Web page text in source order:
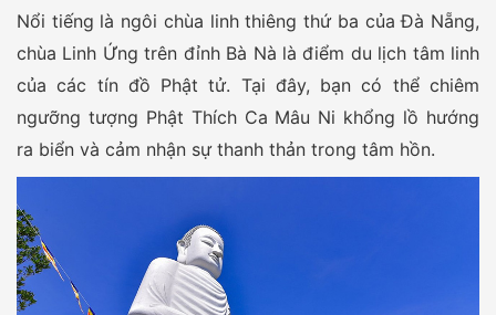
Nổi tiếng là ngôi chùa linh thiêng thứ ba của Đà Nẵng,
chùa Linh Ứng trên đỉnh Bà Nà là điểm du lịch tâm linh
của các tín đồ Phật tử. Tại đây, bạn có thể chiêm
ngưỡng tượng Phật Thích Ca Mâu Ni khổng lồ hướng
ra biển và cảm nhận sự thanh thản trong tâm hồn.